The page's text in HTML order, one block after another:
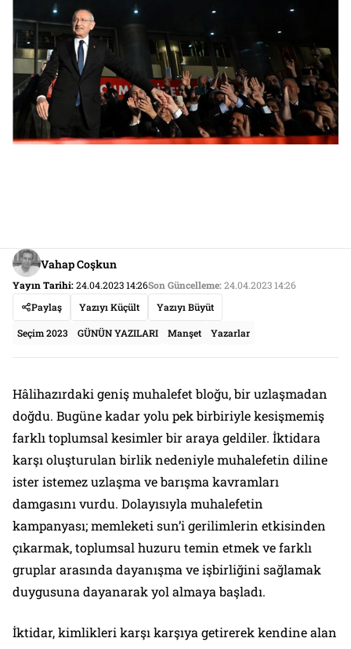
Vahap Coşkun
Yayın Tarihi:24.04.2023 14:26Son Güncelleme:24.04.2023 14:26
Paylaş
Yazıyı Küçült Yazıyı Büyüt
Seçim 2023 GÜNÜN YAZILARI Manşet Yazarlar
Hâlihazırdaki geniş muhalefet bloğu, bir uzlaşmadan
doğdu. Bugüne kadar yolu pek birbiriyle kesişmemiş
farklı toplumsal kesimler bir araya geldiler. İktidara
karşı oluşturulan birlik nedeniyle muhalefetin diline
ister istemez uzlaşma ve barışma kavramları
damgasını vurdu. Dolayısıyla muhalefetin
kampanyası; memleketi sun’i gerilimlerin etkisinden
çıkarmak, toplumsal huzuru temin etmek ve farklı
gruplar arasında dayanışma ve işbirliğini sağlamak
duygusuna dayanarak yol almaya başladı.
İktidar, kimlikleri karşı karşıya getirerek kendine alan